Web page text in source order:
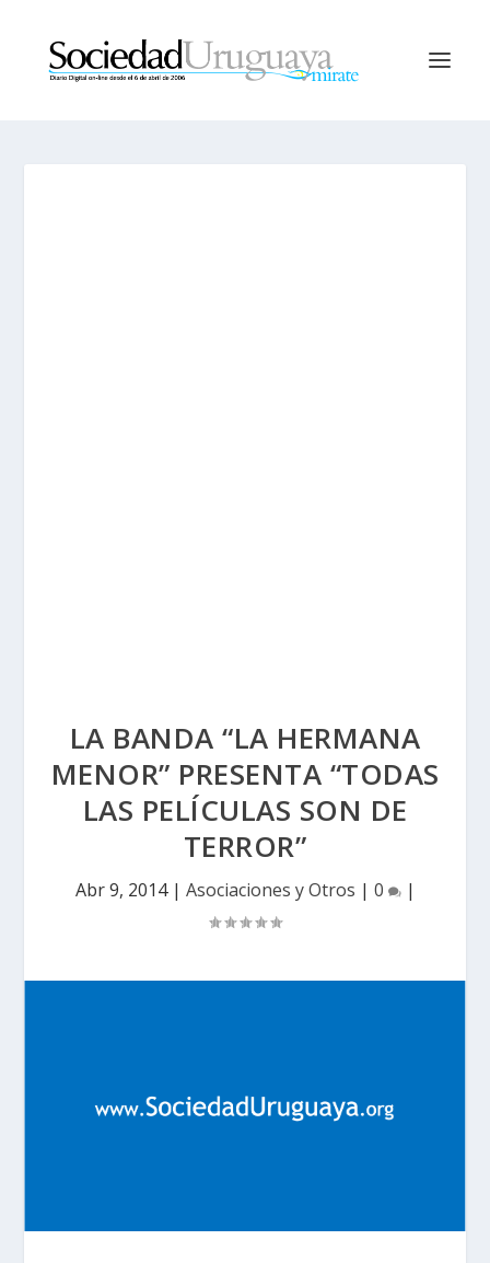
LA BANDA “LA HERMANA
MENOR” PRESENTA “TODAS
LAS PELÍCULAS SON DE
TERROR”
Abr 9, 2014| Asociaciones y Otros | 0 |